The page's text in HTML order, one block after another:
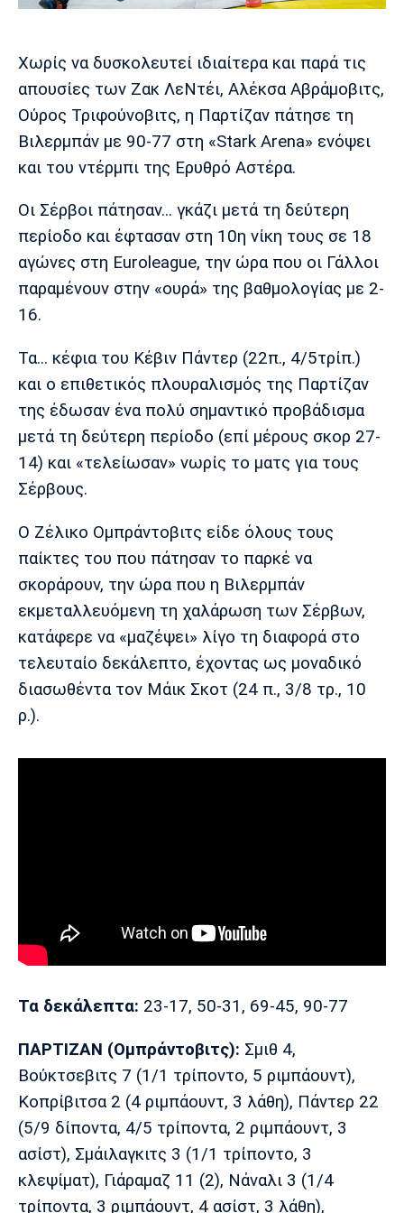
Cine Spot
Running
Παρασκήνιο
Πανσερραϊκός
Μπαρτσελόνα
Ρεάλ
Μαδρίτης
Ατλέτικο
Μαδρίτης
Λίβερπουλ
Μάντσεστερ
Γιουβέντους
Μπορούσια
Ντόρτμουντ
Παρί Σεν
Ζερμέν
Χωρίς να δυσκολευτεί ιδιαίτερα και παρά τις
απουσίες των Ζακ ΛεΝτέι, Αλέκσα Αβράμοβιτς,
Ούρος Τριφούνοβιτς, η Παρτίζαν πάτησε τη
Βιλερμπάν με 90-77 στη «Stark Arena» ενόψει
και του ντέρμπι της Ερυθρό Αστέρα.
Οι Σέρβοι πάτησαν... γκάζι μετά τη δεύτερη
περίοδο και έφτασαν στη 10η νίκη τους σε 18
αγώνες στη Euroleague, την ώρα που οι Γάλλοι
παραμένουν στην «ουρά» της βαθμολογίας με 2-
16.
Τα... κέφια του Κέβιν Πάντερ (22π., 4/5τρίπ.)
και ο επιθετικός πλουραλισμός της Παρτίζαν
της έδωσαν ένα πολύ σημαντικό προβάδισμα
μετά τη δεύτερη περίοδο (επί μέρους σκορ 27-
14) και «τελείωσαν» νωρίς το ματς για τους
Σέρβους.
Ο Ζέλικο Ομπράντοβιτς είδε όλους τους
παίκτες του που πάτησαν το παρκέ να
σκοράρουν, την ώρα που η Βιλερμπάν
εκμεταλλευόμενη τη χαλάρωση των Σέρβων,
κατάφερε να «μαζέψει» λίγο τη διαφορά στο
τελευταίο δεκάλεπτο, έχοντας ως μοναδικό
διασωθέντα τον Μάικ Σκοτ (24 π., 3/8 τρ., 10
ρ.).
Τα δεκάλεπτα: 23-17, 50-31, 69-45, 90-77
ΠΑΡΤΙΖΑΝ (Ομπράντοβιτς): Σμιθ 4,
Βούκτσεβιτς 7 (1/1 τρίποντο, 5 ριμπάουντ),
Κοπρίβιτσα 2 (4 ριμπάουντ, 3 λάθη), Πάντερ 22
(5/9 δίποντα, 4/5 τρίποντα, 2 ριμπάουντ, 3
ασίστ), Σμάιλαγκιτς 3 (1/1 τρίποντο, 3
κλεψίματ), Γιάραμαζ 11 (2), Νάναλι 3 (1/4
τρίποντα, 3 ριμπάουντ, 4 ασίστ, 3 λάθη),